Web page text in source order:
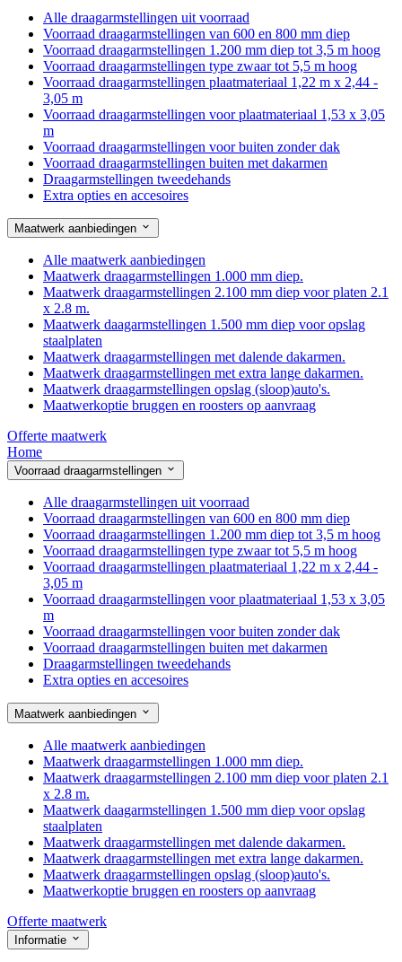
Alle draagarmstellingen uit voorraad
Voorraad draagarmstellingen van 600 en 800 mm diep
Voorraad draagarmstellingen 1.200 mm diep tot 3,5 m hoog
Voorraad draagarmstellingen type zwaar tot 5,5 m hoog
Voorraad draagarmstellingen plaatmateriaal 1,22 m x 2,44 -
3,05 m
Voorraad draagarmstellingen voor plaatmateriaal 1,53 x 3,05
m
Voorraad draagarmstellingen voor buiten zonder dak
Voorraad draagarmstellingen buiten met dakarmen
Draagarmstellingen tweedehands
Extra opties en accesoires
Maatwerk aanbiedingen
Alle maatwerk aanbiedingen
Maatwerk draagarmstellingen 1.000 mm diep.
Maatwerk draagarmstellingen 2.100 mm diep voor platen 2.1
x 2.8 m.
Maatwerk daagarmstellingen 1.500 mm diep voor opslag
staalplaten
Maatwerk draagarmstellingen met dalende dakarmen.
Maatwerk draagarmstellingen met extra lange dakarmen.
Maatwerk draagarmstellingen opslag (sloop)auto's.
Maatwerkoptie bruggen en roosters op aanvraag
Offerte maatwerk
Home
Voorraad draagarmstellingen
Alle draagarmstellingen uit voorraad
Voorraad draagarmstellingen van 600 en 800 mm diep
Voorraad draagarmstellingen 1.200 mm diep tot 3,5 m hoog
Voorraad draagarmstellingen type zwaar tot 5,5 m hoog
Voorraad draagarmstellingen plaatmateriaal 1,22 m x 2,44 -
3,05 m
Voorraad draagarmstellingen voor plaatmateriaal 1,53 x 3,05
m
Voorraad draagarmstellingen voor buiten zonder dak
Voorraad draagarmstellingen buiten met dakarmen
Draagarmstellingen tweedehands
Extra opties en accesoires
Maatwerk aanbiedingen
Alle maatwerk aanbiedingen
Maatwerk draagarmstellingen 1.000 mm diep.
Maatwerk draagarmstellingen 2.100 mm diep voor platen 2.1
x 2.8 m.
Maatwerk daagarmstellingen 1.500 mm diep voor opslag
staalplaten
Maatwerk draagarmstellingen met dalende dakarmen.
Maatwerk draagarmstellingen met extra lange dakarmen.
Maatwerk draagarmstellingen opslag (sloop)auto's.
Maatwerkoptie bruggen en roosters op aanvraag
Offerte maatwerk
Informatie